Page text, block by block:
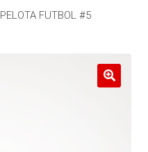
PELOTA FUTBOL #5